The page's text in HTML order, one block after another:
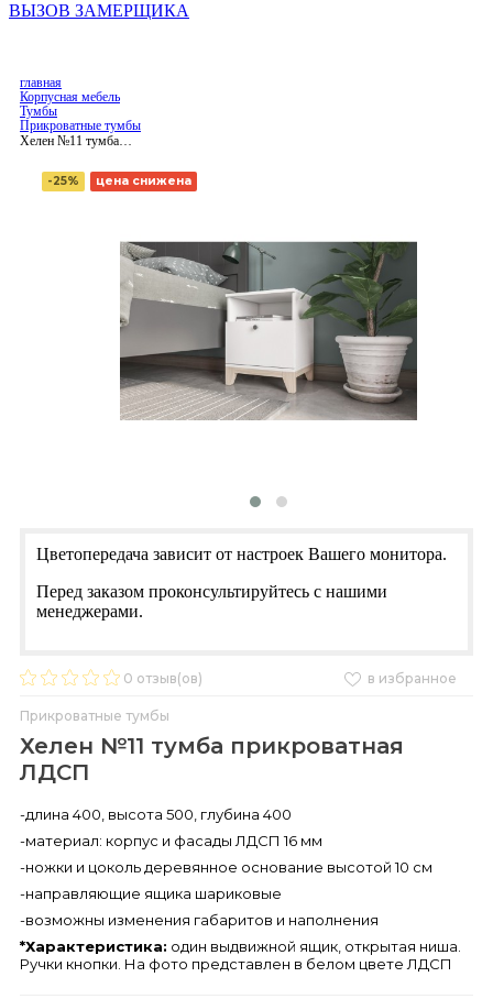
ВЫЗОВ ЗАМЕРЩИКА
главная
Корпусная мебель
Тумбы
Прикроватные тумбы
Хелен №11 тумба
-25% цена снижена
Цветопередача зависит от настроек Вашего монитора.
Перед заказом проконсультируйтесь с нашими
менеджерами.
-длина 400, высота 500, глубина 400
-материал: корпус и фасады ЛДСП 16 мм
-ножки и цоколь деревянное основание высотой 10 см
-направляющие ящика шариковые
-возможны изменения габаритов и наполнения
*Характеристика: один выдвижной ящик, открытая ниша.
Ручки кнопки. На фото представлен в белом цвете ЛДСП
0 отзыв(ов) в избранное
Прикроватные тумбы
Хелен №11 тумба прикроватная
ЛДСП